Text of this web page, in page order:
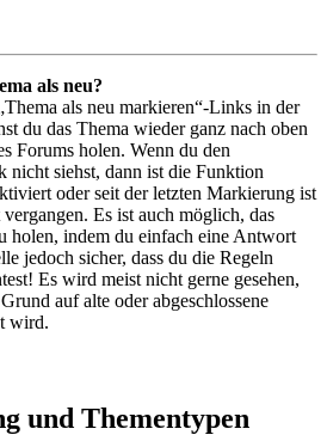
als neu?
als neu markieren“-Links in der
du das Thema wieder ganz nach oben
Forums holen. Wenn du den
nicht siehst, dann ist die Funktion
oder seit der letzten Markierung ist
Es ist auch möglich, das
holen, indem du einfach eine Antwort
jedoch sicher, dass du die Regeln
Es wird meist nicht gerne gesehen,
auf alte oder abgeschlossene
wird.
und Thementypen